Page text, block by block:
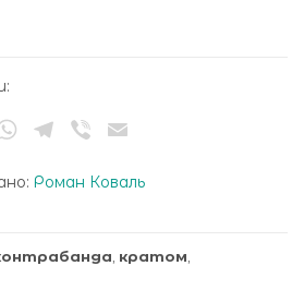
WhatsApp
Telegram
Viber
Роман Коваль
кратом